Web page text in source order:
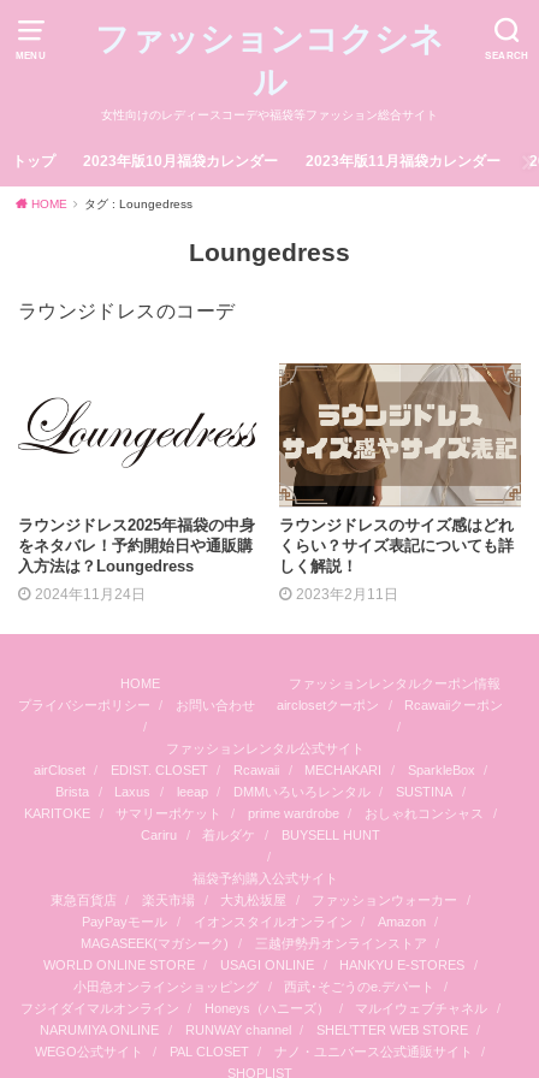
MENU SEARCH
ファッションコクシネ
ル
女性向けのレディースコーデや福袋等ファッション総合サイト
トップ 2023年版10月福袋カレンダー 2023年版11月福袋カレンダー
HOME タグ : Loungedress
Loungedress
ラウンジドレスのコーデ
ラウンジドレス2025年福袋の中身
をネタバレ！予約開始日や通販購
入方法は？Loungedress
2024年11月24日
ラウンジドレスのサイズ感はどれ
くらい？サイズ表記についても詳
しく解説！
2023年2月11日
HOME
プライバシーポリシー
お問い合わせ
ファッションレンタルクーポン情報
airclosetクーポン
Rcawaiiクーポン
ファッションレンタル公式サイト
airCloset
EDIST. CLOSET Rcawaii MECHAKARI
SparkleBox
Brista
Laxus leeap DMMいろいろレンタル
SUSTINA
KARITOKE
サマリーポケット prime wardrobe
おしゃれコンシャス
Cariru
着ルダケ BUYSELL HUNT
福袋予約購入公式サイト
東急百貨店
楽天市場 大丸松坂屋
ファッションウォーカー
PayPayモール
イオンスタイルオンライン
Amazon
MAGASEEK(マガシーク)
三越伊勢丹オンラインストア
WORLD ONLINE STORE
USAGI ONLINE
HANKYU E-STORES
小田急オンラインショッピング
西武･そごうのe.デパート
フジイダイマルオンライン
Honeys（ハニーズ）
マルイウェブチャネル
NARUMIYA ONLINE
RUNWAY channel
SHEL’TTER WEB STORE
WEGO公式サイト
PAL CLOSET
ナノ・ユニバース公式通販サイト
SHOPLIST